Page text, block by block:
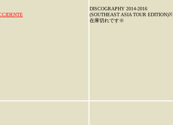
DISCOGRAPHY 2014-2016
(SOUTHEAST ASIA TOUR EDITION)※
在庫切れです※